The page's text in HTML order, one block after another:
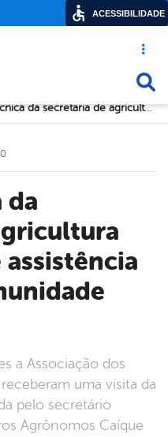
Acesso
Equipe técnica da secretaria de agricultura efetua ação de assistência técnica na comunidade Curralinho II.
uma visita da
pelo secretário
Agrônomos Caíque
ACESSIBILIDADE